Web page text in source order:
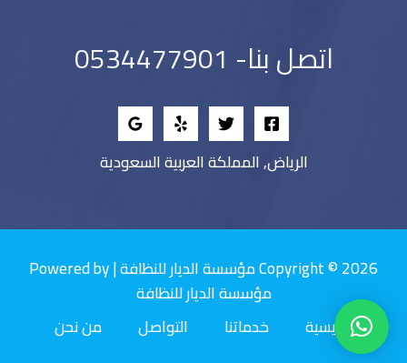
اتصل بنا- 0534477901
الرياض, المملكة العربية السعودية
Copyright © 2026 مؤسسة الديار للنظافة | Powered by
مؤسسة الديار للنظافة
الرئيسية
خدماتنا التواصل من نحن